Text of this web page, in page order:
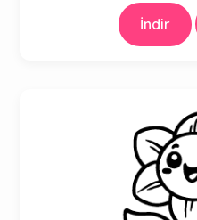
İndir